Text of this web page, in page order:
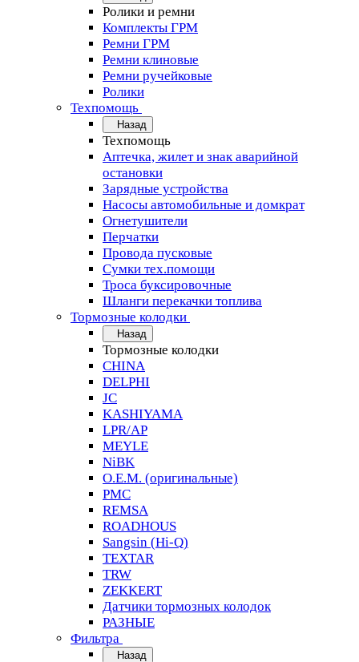
Ролики и ремни
Комплекты ГРМ
Ремни ГРМ
Ремни клиновые
Ремни ручейковые
Ролики
Техпомощь
Назад
Техпомощь
Аптечка, жилет и знак аварийной
остановки
Зарядные устройства
Насосы автомобильные и домкрат
Огнетушители
Перчатки
Провода пусковые
Сумки тех.помощи
Троса буксировочные
Шланги перекачки топлива
Тормозные колодки
Назад
Тормозные колодки
CHINA
DELPHI
JC
KASHIYAMA
LPR/AP
MEYLE
NiBK
O.E.M. (оригинальные)
PMC
REMSA
ROADHOUS
Sangsin (Hi-Q)
TEXTAR
TRW
ZEKKERT
Датчики тормозных колодок
РАЗНЫЕ
Фильтра
Назад